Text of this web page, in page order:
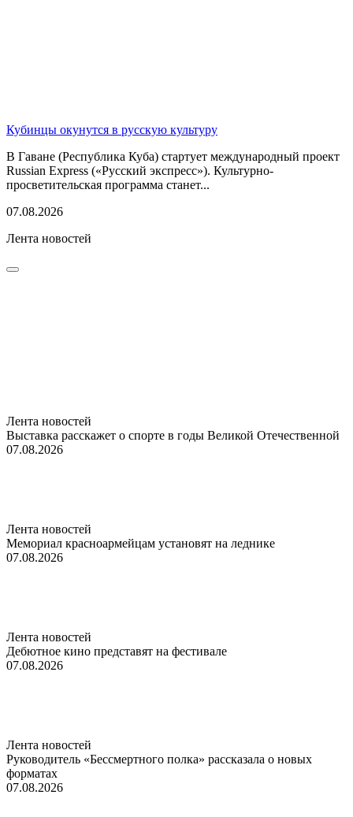
Кубинцы окунутся в русскую культуру
В Гаване (Республика Куба) стартует международный проект
Russian Express («Русский экспресс»). Культурно-
просветительская программа станет...
07.08.2026
Лента новостей
Лента новостей
Выставка расскажет о спорте в годы Великой Отечественной
07.08.2026
Лента новостей
Мемориал красноармейцам установят на леднике
07.08.2026
Лента новостей
Дебютное кино представят на фестивале
07.08.2026
Лента новостей
Руководитель «Бессмертного полка» рассказала о новых
форматах
07.08.2026